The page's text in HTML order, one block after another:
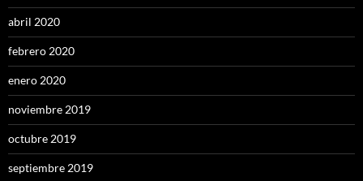
abril 2020
febrero 2020
enero 2020
noviembre 2019
octubre 2019
septiembre 2019